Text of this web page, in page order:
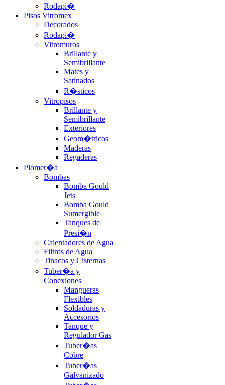
Rodapi�
Pisos Vitromex
Decorados
Rodapi�
Vitromuros
Brillante y
Semibrillante
Mates y
Satinados
R�sticos
Vitropisos
Brillante y
Semibrillante
Exteriores
Geom�tricos
Maderas
Regaderas
Plomer�a
Bombas
Bomba Gould
Jets
Bomba Gould
Sumergible
Tanques de
Presi�n
Calentadores de Agua
Filtros de Agua
Tinacos y Cisternas
Tuber�a y
Conexiones
Mangueras
Flexibles
Soldaduras y
Accesorios
Tanque y
Regulador Gas
Tuber�as
Cobre
Tuber�as
Galvanizado